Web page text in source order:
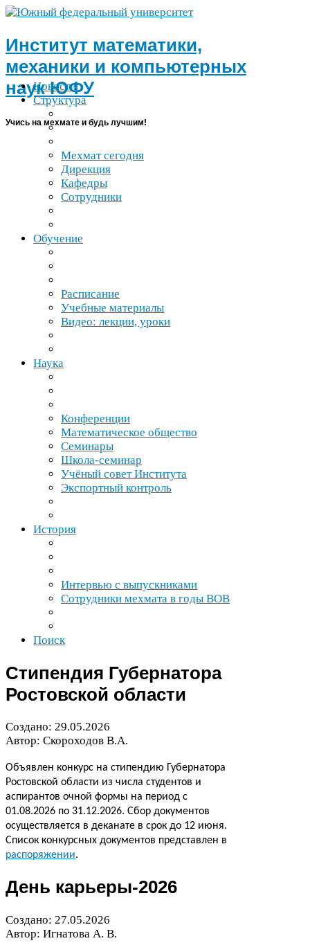
Институт математики,
механики и компьютерных
наукЮФУ
Учись на мехмате и будь лучшим!
Новости
Структура
Мехмат сегодня
Дирекция
Кафедры
Сотрудники
Обучение
Расписание
Учебные материалы
Видео: лекции, уроки
Наука
Конференции
Математическое общество
Семинары
Школа-​семинар
Учёный совет Института
Экспортный контроль
История
Интервью с выпускниками
Сотрудники мехмата в годы ВОВ
Поиск
Стипендия Губернатора
Ростовской области
Создано: 29.05.2026
Автор: Скороходов В.А.
Объявлен конкурс на стипендию Губернатора
Ростовской области из числа студентов и
аспирантов очной формы на период с
01.08.2026 по 31.12.2026. Сбор документов
осуществляется в деканате в срок до 12 июня.
Список конкурсных документов представлен в
распоряжении.
День карьеры-​2026
Создано: 27.05.2026
Автор: Игнатова А. В.